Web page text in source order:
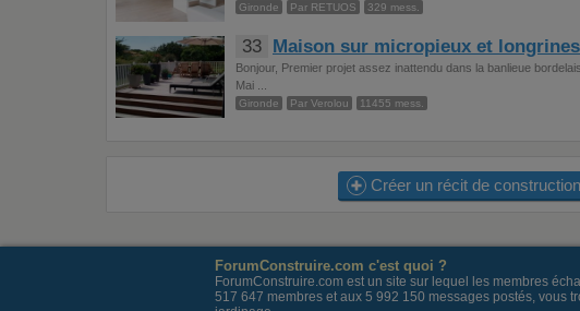
Gironde Par RETUOS 329 mess.
33 Maison sur micropieux et longrines
Bonjour, Premier projet assez inattendu dans la banlieue
Mai ...
Gironde Par Verolou 11455 mess.
Créer un récit de construction
ForumConstruire.com c'est quoi ?
ForumConstruire.com est un site sur lequel les membres
517 647 membres et aux 5 992 150 messages postés, vous